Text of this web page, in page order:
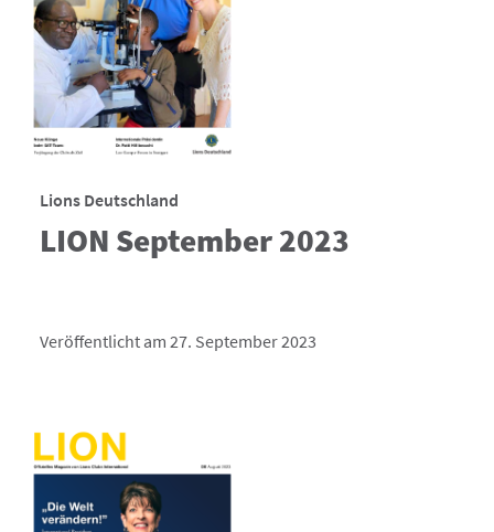
Lions Deutschland
LION September 2023
Veröffentlicht am 27. September 2023